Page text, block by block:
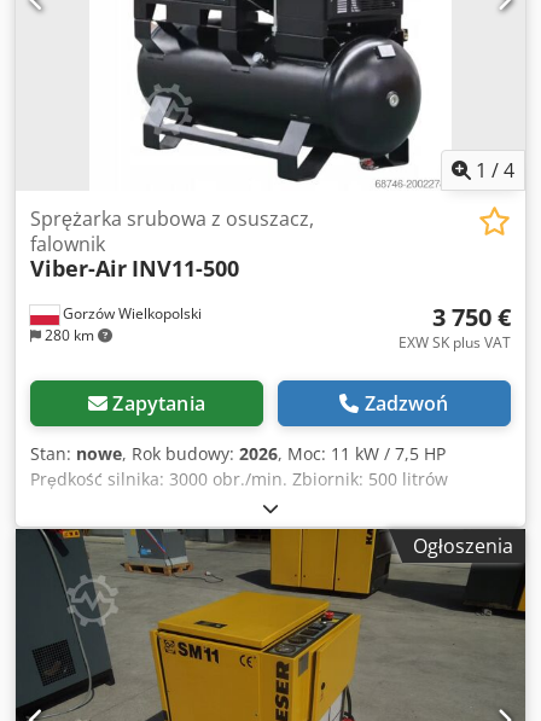
1 /4
Gorzów Wielkopolski
280 km
Sprężarka srubowa z osuszacz,
falownik
Viber-Air INV11-500
3 750 €
EXW SK plus VAT
Zapytania Zadzwoń
Stan: nowe, Rok budowy: 2026, Moc: 11 kW / 7,5 HP
Prędkość silnika: 3000 obr./min. Zbiornik: 500 litrów
Napięcie i częstotliwość: 400V / 50Hz Wodoszczelność: IP23
Dkedpfx Asxdbubeg Dsr Poziom hałasu: 65 dB Ciśnienie
robocze: 10 bar Przepływ powietrza: 1500 l/min Typ
napędu: napęd bezpośredni Średnica wylotu: G 1
Osuszacz: TR-20HP Chłodzenie: olejem Producent śruby:
BAOSI Falownik: Posiada Wyświetlacz: HTK070 Wymiary
(długość/szerokość/wysokość): 1900 / 750 / 1030 mm Waga:
500kg Wydajność na ssaniu: 1800 l/min Wydajność na
tłoczeniu: 1500 l/min
Ogłoszenia